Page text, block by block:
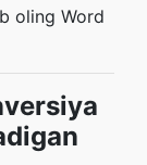
oling Word